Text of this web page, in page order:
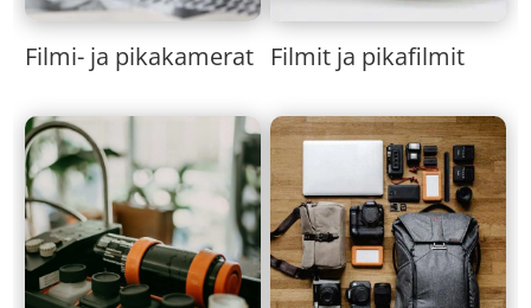
Filmi- ja pikakamerat Filmit ja pikafilmit